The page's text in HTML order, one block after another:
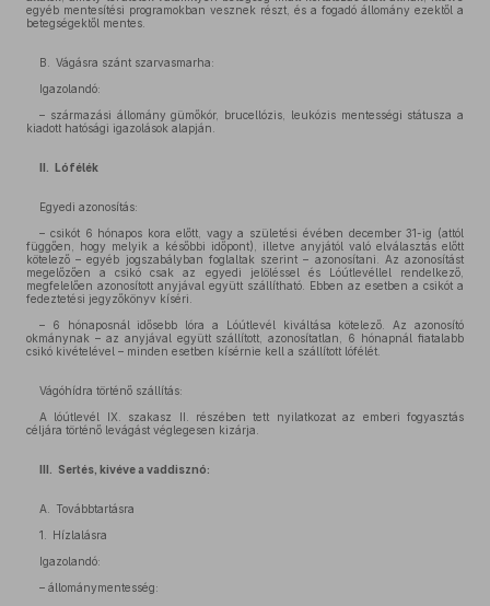
egyéb mentesítési programokban vesznek részt, és a fogadó állomány ezektől a
betegségektől mentes.
B. Vágásra szánt szarvasmarha:
Igazolandó:
– származási állomány gümőkór, brucellózis, leukózis mentességi státusza a
kiadott hatósági igazolások alapján.
II. Lófélék
Egyedi azonosítás:
– csikót 6 hónapos kora előtt, vagy a születési évében december 31-ig (attól
függően, hogy melyik a későbbi időpont), illetve anyjától való elválasztás előtt
kötelező – egyéb jogszabályban foglaltak szerint – azonosítani. Az azonosítást
megelőzően a csikó csak az egyedi jelöléssel és Lóútlevéllel rendelkező,
megfelelően azonosított anyjával együtt szállítható. Ebben az esetben a csikót a
fedeztetési jegyzőkönyv kíséri.
– 6 hónaposnál idősebb lóra a Lóútlevél kiváltása kötelező. Az azonosító
okmánynak – az anyjával együtt szállított, azonosítatlan, 6 hónapnál fiatalabb
csikó kivételével – minden esetben kísérnie kell a szállított lófélét.
Vágóhídra történő szállítás:
A lóútlevél IX. szakasz II. részében tett nyilatkozat az emberi fogyasztás
céljára történő levágást véglegesen kizárja.
III. Sertés, kivéve a vaddisznó:
A. Továbbtartásra
1. Hízlalásra
Igazolandó:
– állománymentesség: